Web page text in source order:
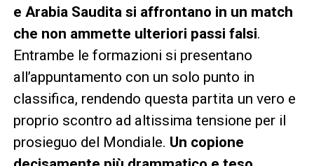
e Arabia Saudita si affrontano in un match
che non ammette ulteriori passi falsi.
Entrambe le formazioni si presentano
all’appuntamento con un solo punto in
classifica, rendendo questa partita un vero e
proprio scontro ad altissima tensione per il
prosieguo del Mondiale. Un copione